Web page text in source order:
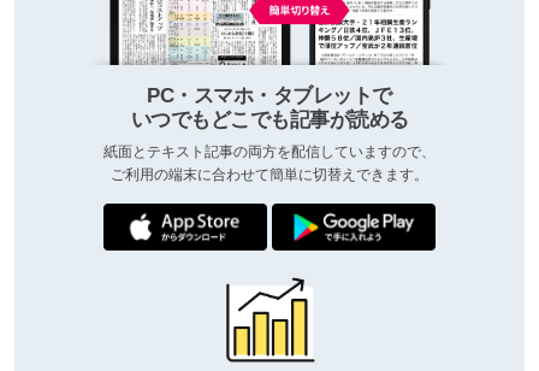
PC・スマホ・タブレットで
いつでもどこでも記事が読める
紙面とテキスト記事の両方を配信していますので、
ご利用の端末に合わせて簡単に切替えできます。